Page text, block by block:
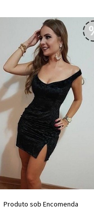
Produto sob Encomenda